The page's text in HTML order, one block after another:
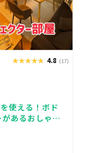
★★★★★
★★★★★ 4.8 (17)
使える！ボド
あるおしゃれ
デートに🍷北